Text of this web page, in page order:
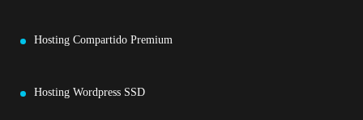
Hosting Compartido Premium
Hosting Wordpress SSD